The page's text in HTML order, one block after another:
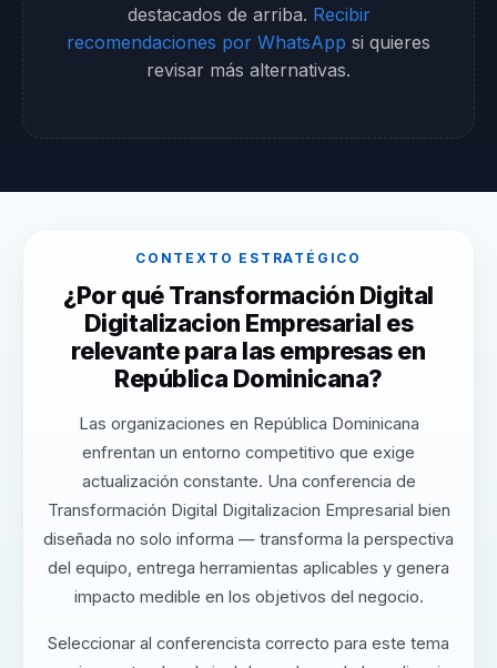
destacados de arriba. Recibir
recomendaciones por WhatsApp si quieres
revisar más alternativas.
CONTEXTO ESTRATÉGICO
¿Por qué Transformación Digital
Digitalizacion Empresarial es
relevante para las empresas en
República Dominicana?
Las organizaciones en República Dominicana
enfrentan un entorno competitivo que exige
actualización constante. Una conferencia de
Transformación Digital Digitalizacion Empresarial bien
diseñada no solo informa — transforma la perspectiva
del equipo, entrega herramientas aplicables y genera
impacto medible en los objetivos del negocio.
Seleccionar al conferencista correcto para este tema